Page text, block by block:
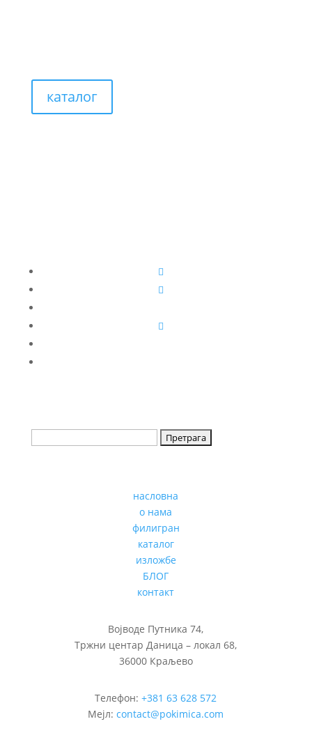
каталог
насловна
о нама
филигран
каталог
изложбе
БЛОГ
контакт
Војводе Путника 74,
Тржни центар Даница – локал 68,
36000 Краљево
Телефон:+381 63 628 572
Мејл:contact@pokimica.com